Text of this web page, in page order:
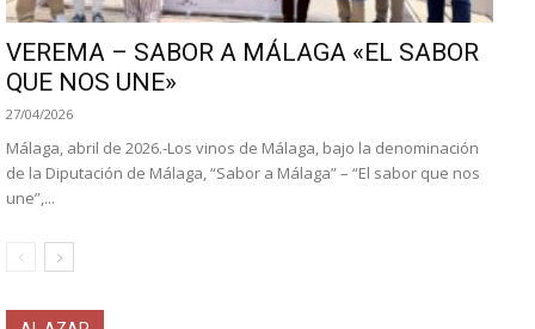
VEREMA – SABOR A MÁLAGA «EL SABOR
QUE NOS UNE»
27/04/2026
Málaga, abril de 2026.-Los vinos de Málaga, bajo la denominación
de la Diputación de Málaga, “Sabor a Málaga” – “El sabor que nos
une”,...